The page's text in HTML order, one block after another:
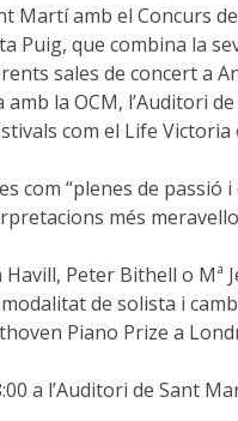
Martí amb el Concurs
Puig, que combina la
sales de concert a
la OCM, l’Auditori
com el Life
com “plenes de passió
més
Peter Bithell o Mª
de solista i
Piano Prize a
a l’Auditori de Sant